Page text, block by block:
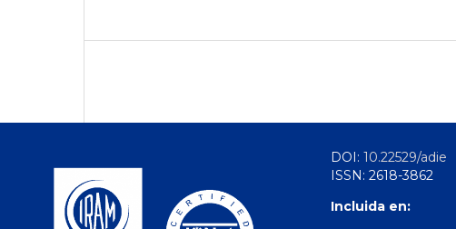
DOI: 10.22529/adie
ISSN: 2618-3862
Incluida en: